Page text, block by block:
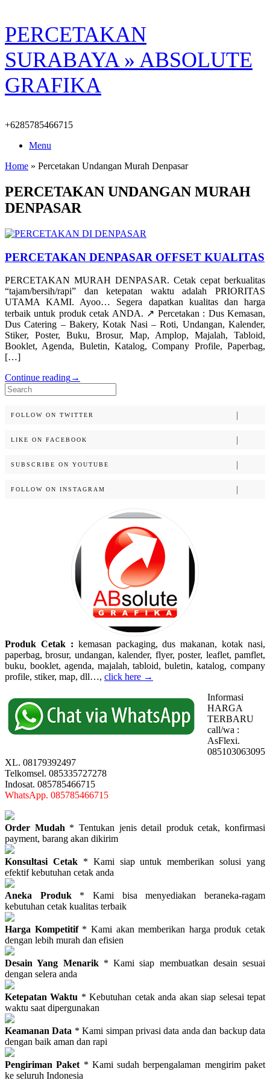
Skip
to
content
PERCETAKAN
SURABAYA » ABSOLUTE
GRAFIKA
+6285785466715
Menu
Home » Percetakan Undangan Murah Denpasar
PERCETAKAN UNDANGAN MURAH
DENPASAR
PERCETAKAN DENPASAR OFFSET KUALITAS
PERCETAKAN MURAH DENPASAR. Cetak cepat berkualitas
“tajam/bersih/rapi” dan ketepatan waktu adalah PRIORITAS
UTAMA KAMI. Ayoo… Segera dapatkan kualitas dan harga
terbaik untuk produk cetak ANDA. ↗️ Percetakan : Dus Kemasan,
Dus Catering – Bakery, Kotak Nasi – Roti, Undangan, Kalender,
Stiker, Poster, Buku, Brosur, Map, Amplop, Majalah, Tabloid,
Booklet, Agenda, Buletin, Katalog, Company Profile, Paperbag,
[…]
Continue reading→
Search
for:
FOLLOW ON TWITTER
LIKE ON FACEBOOK
SUBSCRIBE ON YOUTUBE
FOLLOW ON INSTAGRAM
Produk Cetak : kemasan packaging, dus makanan, kotak nasi,
paperbag, brosur, undangan, kalender, flyer, poster, leaflet, pamflet,
buku, booklet, agenda, majalah, tabloid, buletin, katalog, company
profile, stiker, map, dll…, click here →
Informasi
HARGA
TERBARU
call/wa :
AsFlexi.
085103063095
XL. 08179392497
Telkomsel. 085335727278
Indosat. 085785466715
WhatsApp. 085785466715
Order Mudah * Tentukan jenis detail produk cetak, konfirmasi
payment, barang akan dikirim
Konsultasi Cetak* Kami siap untuk memberikan solusi yang
efektif kebutuhan cetak anda
Aneka Produk * Kami bisa menyediakan beraneka-ragam
kebutuhan cetak kualitas terbaik
Harga Kompetitif* Kami akan memberikan harga produk cetak
dengan lebih murah dan efisien
Desain Yang Menarik* Kami siap membuatkan desain sesuai
dengan selera anda
Ketepatan Waktu * Kebutuhan cetak anda akan siap selesai tepat
waktu saat dipergunakan
Keamanan Data * Kami simpan privasi data anda dan backup data
dengan baik aman dan rapi
Pengiriman Paket * Kami sudah berpengalaman mengirim paket
ke seluruh Indonesia